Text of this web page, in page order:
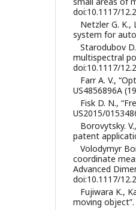
doi:10.1117/
Netzler G. K.,
system for
Starodubov
multispectral
doi:10.1117/
Farr A. V.,
US4856896A
Fisk D. N.,
US2015/
Borovytsky.
patent
Volodymyr
coordinate
Advanced
doi:10.1117/
Fujiwara K.,
moving object”.